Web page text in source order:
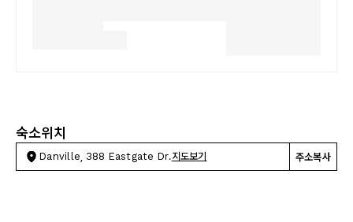
숙소위치
Danville, 388 Eastgate Dr.지도보기 주소복사